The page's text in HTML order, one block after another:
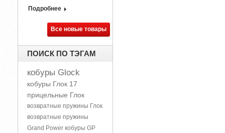
Подробнее
Все новые товары
ПОИСК ПО ТЭГАМ
кобуры Glock
кобуры Глок 17
прицельные Глок
возвратные пружины Глок
возвратные пружины
Grand Power кобуры GP